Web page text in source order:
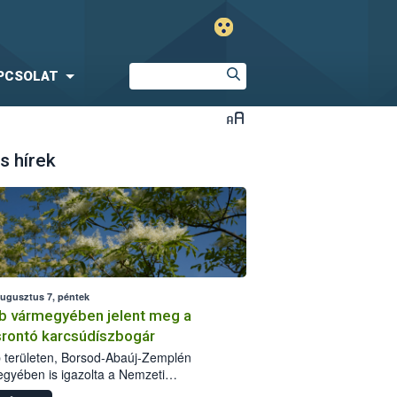
hírek
7, péntek
vármegyében jelent meg a
karcsúdíszbogár
területen, Borsod-Abaúj-Zemplén
is igazolta a Nemzeti
biztonsági Hivatal (Nébih) a